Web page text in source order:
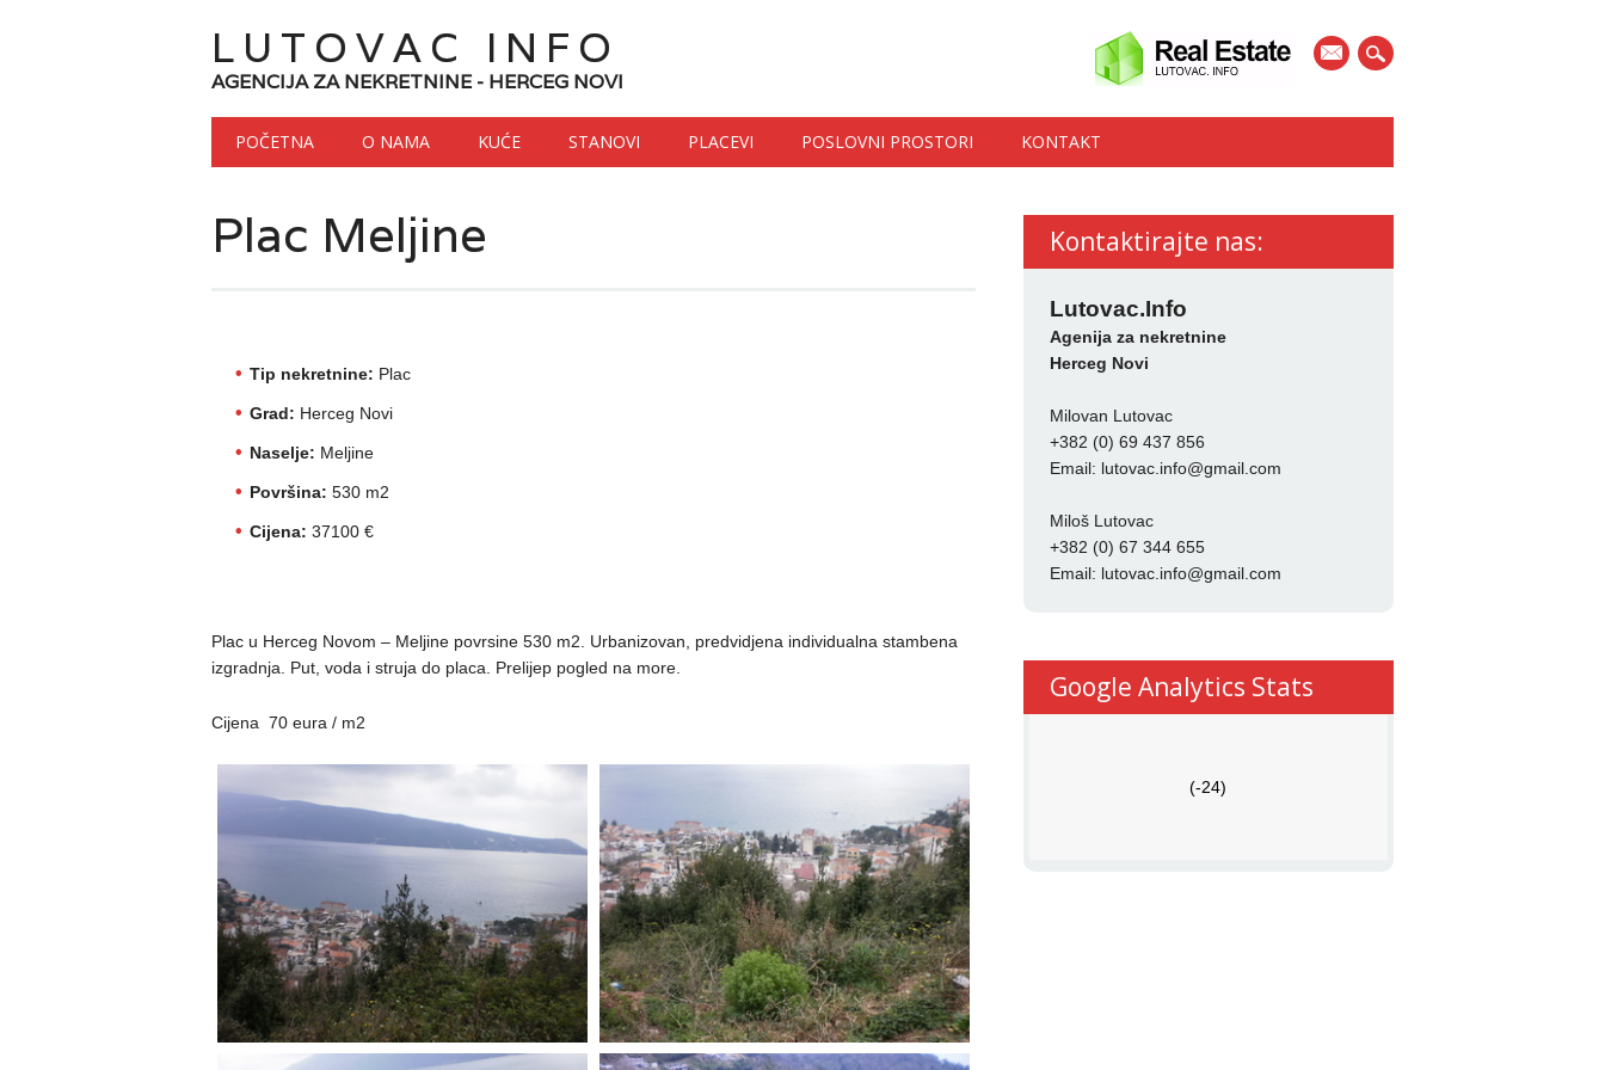
mail
LUTOVAC INFO
AGENCIJA ZA NEKRETNINE - HERCEG NOVI
Main menu
Skip to content
POČETNA O NAMA KUĆE STANOVI PLACEVI POSLOVNI PROSTORI KONTAKT
Plac Meljine
Tip nekretnine: Plac
Grad: Herceg Novi
Naselje: Meljine
Površina: 530 m2
Cijena: 37100 €
Plac u Herceg Novom – Meljine povrsine 530 m2. Urbanizovan, predvidjena individualna stambena
izgradnja. Put, voda i struja do placa. Prelijep pogled na more.
Cijena 70 eura / m2
Kontaktirajte nas:
Lutovac.Info
Agenija za nekretnine
Herceg Novi
Milovan Lutovac
+382 (0) 69 437 856
Email: lutovac.info@gmail.com
Miloš Lutovac
+382 (0) 67 344 655
Email: lutovac.info@gmail.com
Google Analytics Stats
(-24)